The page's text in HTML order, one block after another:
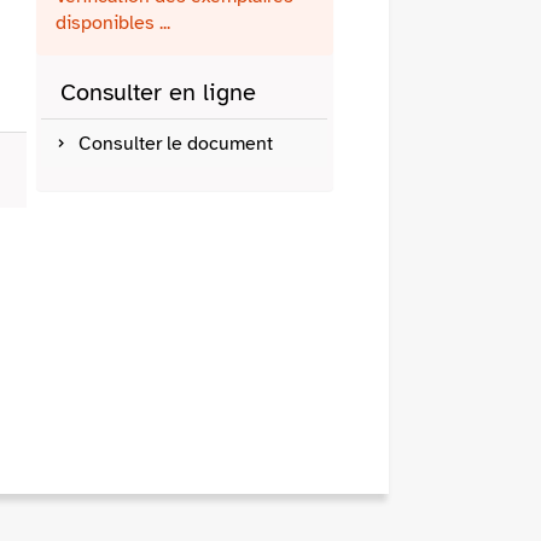
disponibles ...
Consulter en ligne
Consulter le document